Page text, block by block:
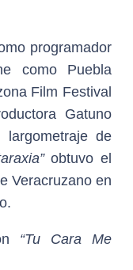
programador
como Puebla
Film Festival
Gatuno
de
obtuvo el
Veracruzano en
“Tu Cara Me